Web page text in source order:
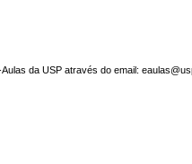
da USP através do email: